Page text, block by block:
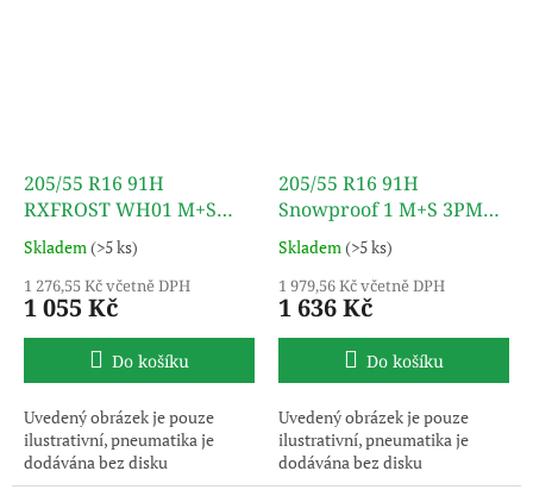
205/55 R16 91H
RXFROST WH01 M+S
3PMSF TL ROADX
Skladem(>5 ks)
1 276,55 Kč včetně DPH
1 055 Kč
Do košíku
Uvedený obrázek je pouze
ilustrativní, pneumatika je
dodávána bez disku
205/55 R16 91H
Snowproof 1 M+S 3PMSF
TL NOKIAN TYRES
Skladem(>5 ks)
1 979,56 Kč včetně DPH
1 636 Kč
Do košíku
Uvedený obrázek je pouze
ilustrativní, pneumatika je
dodávána bez disku